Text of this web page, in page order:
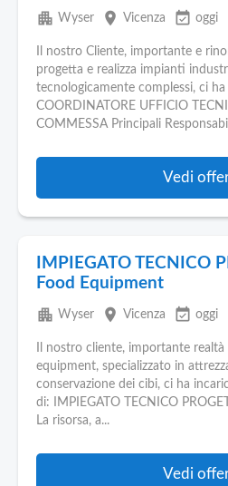
apartment Wyser place Vicenza event_available oggi
Il nostro Cliente, importante e
progetta e realizza impianti
tecnologicamente complessi, ci
COORDINATORE UFFICIO
COMMESSA Principali
Vedi
IMPIEGATO TECNICO
Food Equipment
apartment Wyser place Vicenza event_available oggi
Il nostro cliente, importante
equipment, specializzato in
conservazione dei cibi, ci ha
di: IMPIEGATO TECNICO
La risorsa, a...
Vedi